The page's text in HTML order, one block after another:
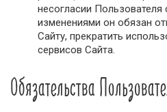
несогласии Пользователя
изменениями он обязан
Сайту, прекратить
сервисов Сайта.
Обязательства